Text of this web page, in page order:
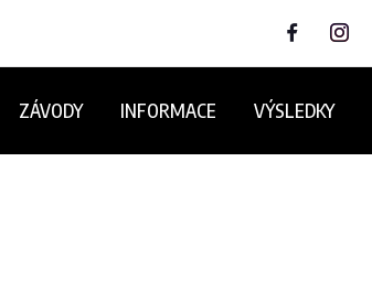
ZÁVODY INFORMACE VÝSLEDKY